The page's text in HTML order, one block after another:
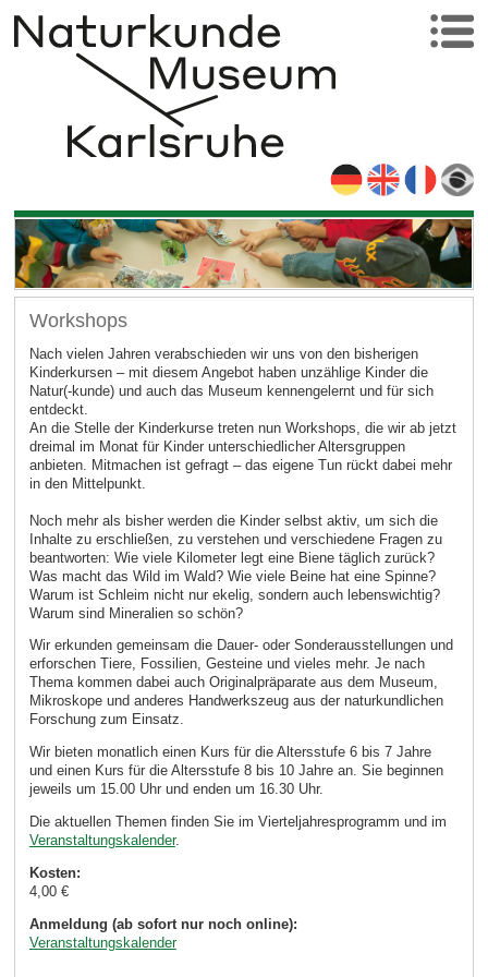
Workshops
Nach vielen Jahren verabschieden wir uns von den bisherigen
Kinderkursen – mit diesem Angebot haben unzählige Kinder die
Natur(-kunde) und auch das Museum kennengelernt und für sich
entdeckt.
An die Stelle der Kinderkurse treten nun Workshops, die wir ab jetzt
dreimal im Monat für Kinder unterschiedlicher Altersgruppen
anbieten. Mitmachen ist gefragt – das eigene Tun rückt dabei mehr
in den Mittelpunkt.
Noch mehr als bisher werden die Kinder selbst aktiv, um sich die
Inhalte zu erschließen, zu verstehen und verschiedene Fragen zu
beantworten: Wie viele Kilometer legt eine Biene täglich zurück?
Was macht das Wild im Wald? Wie viele Beine hat eine Spinne?
Warum ist Schleim nicht nur ekelig, sondern auch lebenswichtig?
Warum sind Mineralien so schön?
Wir erkunden gemeinsam die Dauer- oder Sonderausstellungen und
erforschen Tiere, Fossilien, Gesteine und vieles mehr. Je nach
Thema kommen dabei auch Originalpräparate aus dem Museum,
Mikroskope und anderes Handwerkszeug aus der naturkundlichen
Forschung zum Einsatz.
Wir bieten monatlich einen Kurs für die Altersstufe 6 bis 7 Jahre
und einen Kurs für die Altersstufe 8 bis 10 Jahre an. Sie beginnen
jeweils um 15.00 Uhr und enden um 16.30 Uhr.
Die aktuellen Themen finden Sie im Vierteljahresprogramm und im
Veranstaltungskalender.
Kosten:
4,00 €
Anmeldung (ab sofort nur noch online):
Veranstaltungskalender